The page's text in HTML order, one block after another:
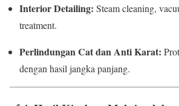
Interior Detailing: Steam cleaning,
treatment.
Perlindungan Cat dan Anti Karat:
dengan hasil jangka panjang.